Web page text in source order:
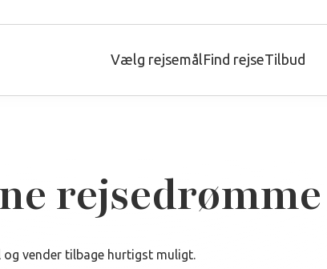
Vælg rejsemålFind rejseTilbud
rejsedrømme
vender tilbage hurtigst muligt.